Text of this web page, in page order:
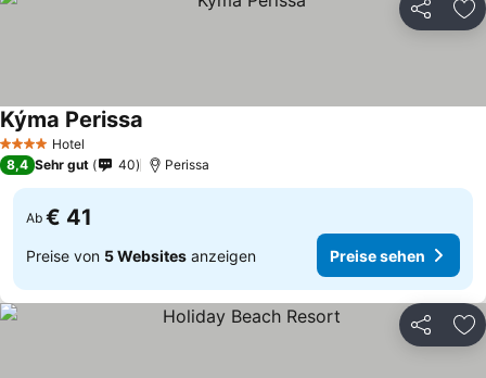
Teilen
4 Sterne Hotel
Kýma Perissa
8,4 Sehr gut 40 Perissa
Ab € 41
Preise von 5 Websites anzeigen Preise sehen
Teilen